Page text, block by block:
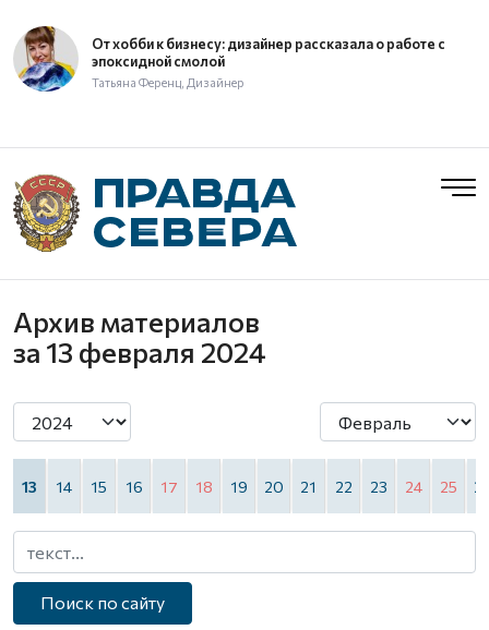
От хобби к бизнесу: дизайнер рассказала о работе с
эпоксидной смолой
Татьяна Ференц, Дизайнер
Архив материалов
за 13 февраля 2024
13 14 15 16 17 18 19 20 21 22 23 24 25
Поиск по сайту